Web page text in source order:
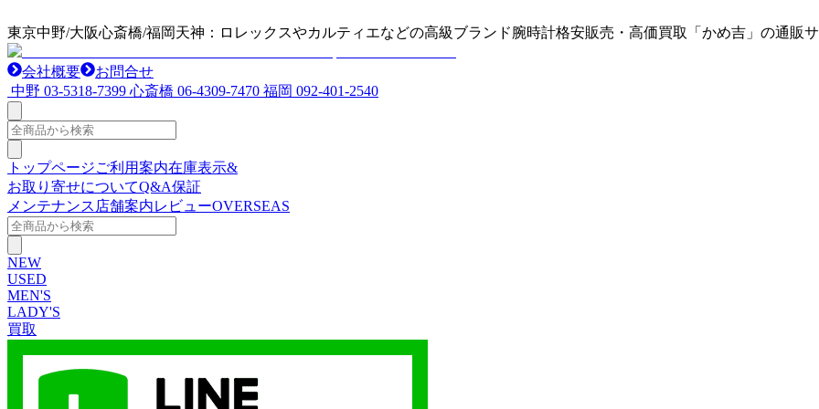
東京中野/大阪心斎橋/福岡天神：ロレックスやカルティエなどの高級ブランド腕時計格安販売・高価買取「かめ吉」の通販
会社概要
お問合せ
中野 03-5318-7399 心斎橋 06-4309-7470 福岡 092-401-2540
トップページご利用案内在庫表示&
お取り寄せについてQ&A保証
メンテナンス 店舗案内レビューOVERSEAS
NEW
USED
MEN'S
LADY'S
買取